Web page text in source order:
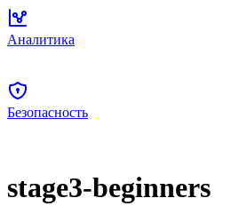
Аналитика
Безопасность
stage3-beginners